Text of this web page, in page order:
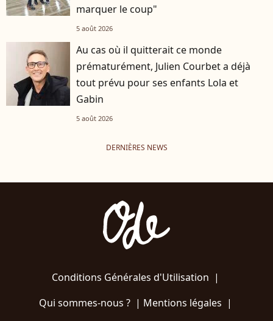
marquer le coup"
5 août 2026
Au cas où il quitterait ce monde
prématurément, Julien Courbet a déjà
tout prévu pour ses enfants Lola et
Gabin
5 août 2026
DERNIÈRES NEWS
Conditions Générales d'Utilisation |
Qui sommes-nous ?| Mentions légales |